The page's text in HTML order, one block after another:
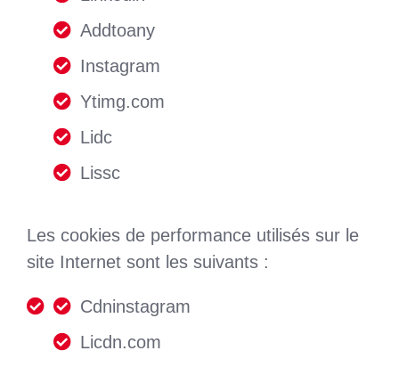
Addtoany
Instagram
Ytimg.com
Lidc
Lissc
Les cookies de performance utilisés sur le
site Internet sont les suivants :
Cdninstagram
Licdn.com